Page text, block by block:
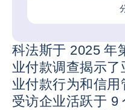
科法斯于 2025 年
业付款调查揭示
业付款行为和信用
受访企业活跃于 9